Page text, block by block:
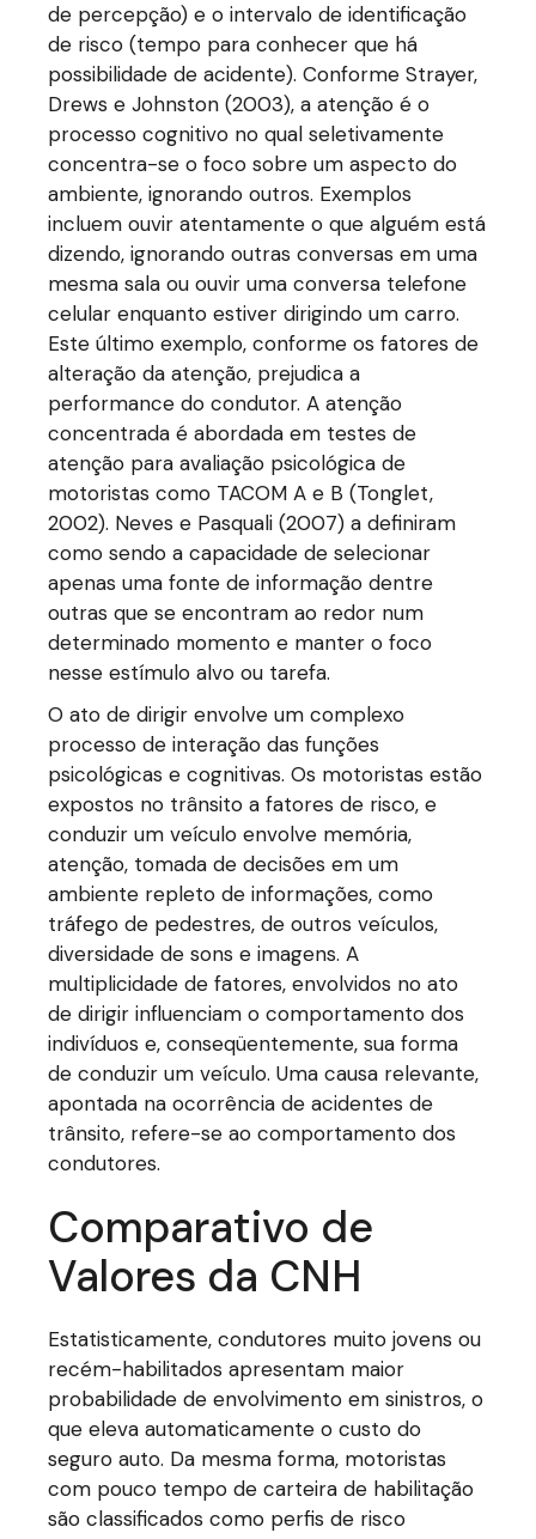
de percepção) e o intervalo de identificação
de risco (tempo para conhecer que há
possibilidade de acidente). Conforme Strayer,
Drews e Johnston (2003), a atenção é o
processo cognitivo no qual seletivamente
concentra-se o foco sobre um aspecto do
ambiente, ignorando outros. Exemplos
incluem ouvir atentamente o que alguém está
dizendo, ignorando outras conversas em uma
mesma sala ou ouvir uma conversa telefone
celular enquanto estiver dirigindo um carro.
Este último exemplo, conforme os fatores de
alteração da atenção, prejudica a
performance do condutor. A atenção
concentrada é abordada em testes de
atenção para avaliação psicológica de
motoristas como TACOM A e B (Tonglet,
2002). Neves e Pasquali (2007) a definiram
como sendo a capacidade de selecionar
apenas uma fonte de informação dentre
outras que se encontram ao redor num
determinado momento e manter o foco
nesse estímulo alvo ou tarefa.
O ato de dirigir envolve um complexo
processo de interação das funções
psicológicas e cognitivas. Os motoristas estão
expostos no trânsito a fatores de risco, e
conduzir um veículo envolve memória,
atenção, tomada de decisões em um
ambiente repleto de informações, como
tráfego de pedestres, de outros veículos,
diversidade de sons e imagens. A
multiplicidade de fatores, envolvidos no ato
de dirigir influenciam o comportamento dos
indivíduos e, conseqüentemente, sua forma
de conduzir um veículo. Uma causa relevante,
apontada na ocorrência de acidentes de
trânsito, refere-se ao comportamento dos
condutores.
Comparativo de
Valores da CNH
Estatisticamente, condutores muito jovens ou
recém-habilitados apresentam maior
probabilidade de envolvimento em sinistros, o
que eleva automaticamente o custo do
seguro auto. Da mesma forma, motoristas
com pouco tempo de carteira de habilitação
são classificados como perfis de risco